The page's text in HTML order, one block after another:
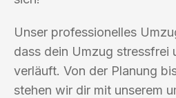
Unser professionelles
dass dein Umzug stressfrei
verläuft. Von der Planung
stehen wir dir mit unserem